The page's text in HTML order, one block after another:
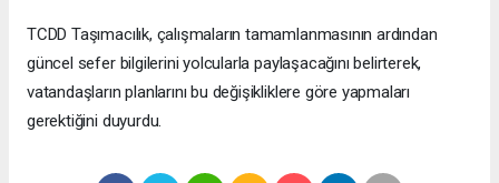
TCDD Taşımacılık, çalışmaların tamamlanmasının ardından
güncel sefer bilgilerini yolcularla paylaşacağını belirterek,
vatandaşların planlarını bu değişikliklere göre yapmaları
gerektiğini duyurdu.